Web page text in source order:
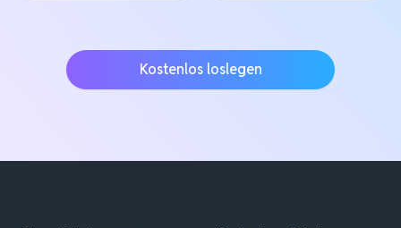
Kostenlos loslegen